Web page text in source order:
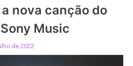
a nova canção do
Music
de 2022